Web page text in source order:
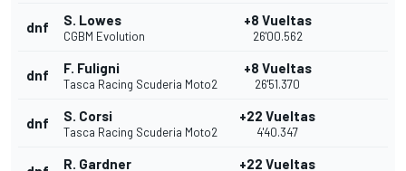
dnf S. Lowes
CGBM Evolution
+8 Vueltas
26'00.562
dnf F. Fuligni
Tasca Racing Scuderia Moto2
+8 Vueltas
26'51.370
dnf S. Corsi
Tasca Racing Scuderia Moto2
+22 Vueltas
4'40.347
R. Gardner +22 Vueltas